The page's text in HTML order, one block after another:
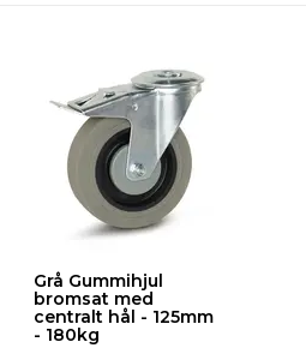
Grå Gummihjul
bromsat med
centralt hål - 125mm
- 180kg